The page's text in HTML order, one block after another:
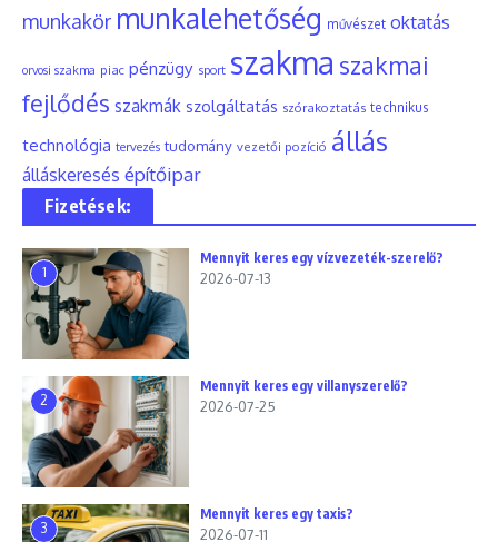
munkakör munkalehetőség művészet oktatás
orvosi szakma piac pénzügy sport szakma szakmai
fejlődés szakmák szolgáltatás szórakoztatás technikus
technológia tervezés tudomány vezetői pozíció állás
álláskeresés építőipar
Fizetések:
1
Mennyit keres egy vízvezeték-szerelő?
2026-07-13
2
Mennyit keres egy villanyszerelő?
2026-07-25
3
Mennyit keres egy taxis?
2026-07-11